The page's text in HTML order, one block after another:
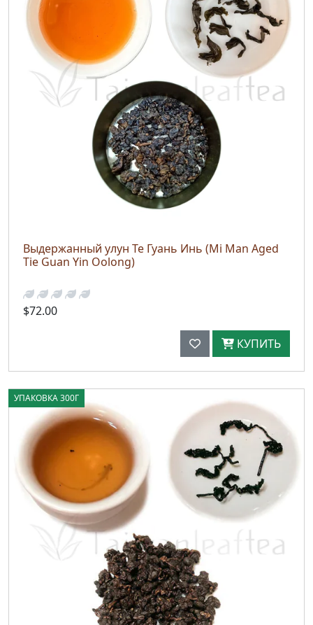
Выдержанный улун Те Гуань Инь (Mi Man Aged
Tie Guan Yin Oolong)
$72.00
КУПИТЬ
УПАКОВКА 300Г